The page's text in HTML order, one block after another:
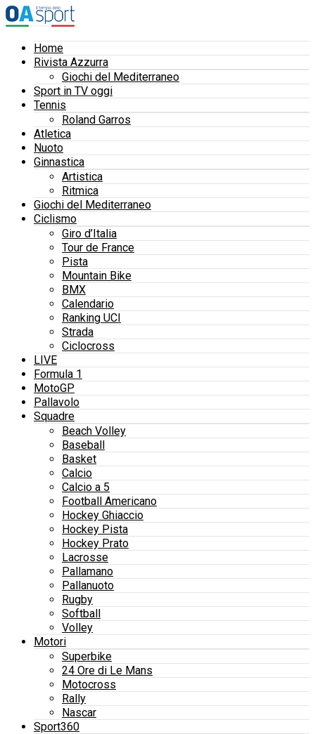
Home
Rivista Azzurra
Giochi del Mediterraneo
Sport in TV oggi
Tennis
Roland Garros
Atletica
Nuoto
Ginnastica
Artistica
Ritmica
Giochi del Mediterraneo
Ciclismo
Giro d’Italia
Tour de France
Pista
Mountain Bike
BMX
Calendario
Ranking UCI
Strada
Ciclocross
LIVE
Formula 1
MotoGP
Pallavolo
Squadre
Beach Volley
Baseball
Basket
Calcio
Calcio a 5
Football Americano
Hockey Ghiaccio
Hockey Pista
Hockey Prato
Lacrosse
Pallamano
Pallanuoto
Rugby
Softball
Volley
Motori
Superbike
24 Ore di Le Mans
Motocross
Rally
Nascar
Sport360